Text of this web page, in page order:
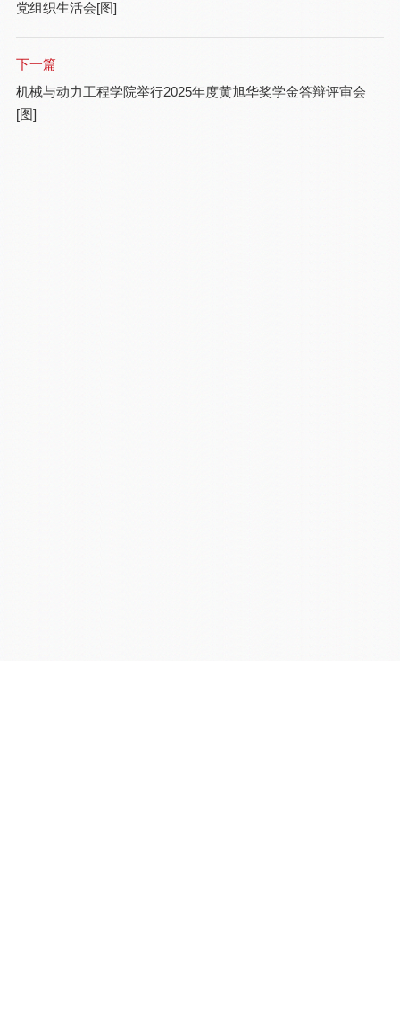
党组织生活会[图]
下一篇
机械与动力工程学院举行2025年度黄旭华奖学金答辩评审会
[图]